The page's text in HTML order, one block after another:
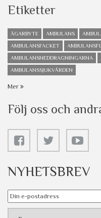
Etiketter
ÄGARBYTE AMBULANS
AMBULANSFACKET
AMBULANSNEDDRAGNINGARNA
AMBULANSSJUKVÅRDEN
Mer
Följ oss och
NYHETSBREV